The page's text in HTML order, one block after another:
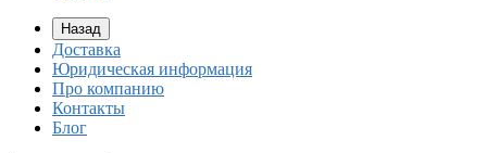
Назад
Доставка
Юридическая информация
Про компанию
Контакты
Блог